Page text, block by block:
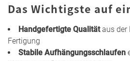
Das Wichtigste auf
Handgefertigte Qualitätaus der
Fertigung
Stabile Aufhängungsschlaufen